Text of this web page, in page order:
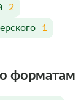
2
1
форматам